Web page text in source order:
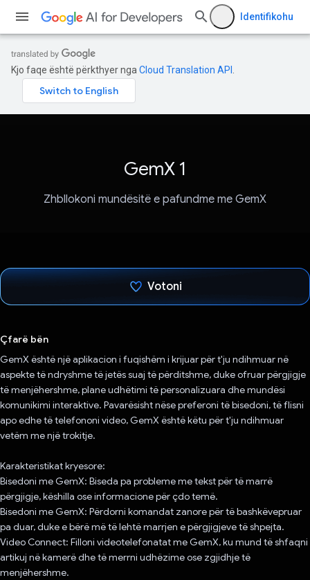
Identifikohu
Kjo faqe është përkthyer nga Cloud Translation API
GemX 1
Zhbllokoni mundësitë e pafundme me GemX
Votoni
Çfarë bën
GemX është një aplikacion i fuqishëm i krijuar për t'ju ndihmuar në
aspekte të ndryshme të jetës suaj të përditshme, duke ofruar përgjigje
të menjëhershme, plane udhëtimi të personalizuara dhe mundësi
komunikimi interaktive. Pavarësisht nëse preferoni të bisedoni, të flisni
apo edhe të telefononi video, GemX është këtu për t'ju ndihmuar
vetëm me një trokitje.
Karakteristikat kryesore:
Bisedoni me GemX: Biseda pa probleme me tekst për të marrë
përgjigje, këshilla ose informacione për çdo temë.
Bisedoni me GemX: Përdorni komandat zanore për të bashkëvepruar
pa duar, duke e bërë më të lehtë marrjen e përgjigjeve të shpejta.
Video Connect: Filloni videotelefonatat me GemX, ku mund të shfaqni
artikuj në kamerë dhe të merrni udhëzime ose zgjidhje të
menjëhershme.